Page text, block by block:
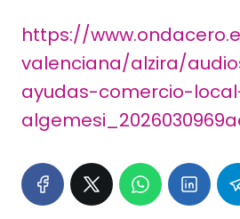
https://
valenciana/alzira/
ayudas-comercio-